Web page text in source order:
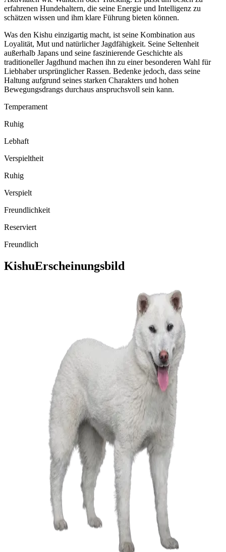
erfahrenen Hundehaltern, die seine Energie und Intelligenz zu
schätzen wissen und ihm klare Führung bieten können.
Was den Kishu einzigartig macht, ist seine Kombination aus
Loyalität, Mut und natürlicher Jagdfähigkeit. Seine Seltenheit
außerhalb Japans und seine faszinierende Geschichte als
traditioneller Jagdhund machen ihn zu einer besonderen Wahl für
Liebhaber ursprünglicher Rassen. Bedenke jedoch, dass seine
Haltung aufgrund seines starken Charakters und hohen
Bewegungsdrangs durchaus anspruchsvoll sein kann.
Temperament
Ruhig
Lebhaft
Verspieltheit
Ruhig
Verspielt
Freundlichkeit
Reserviert
Freundlich
KishuErscheinungsbild